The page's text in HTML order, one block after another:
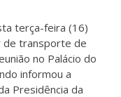
terça-feira (16)
de transporte de
no Palácio do
informou a
Presidência da